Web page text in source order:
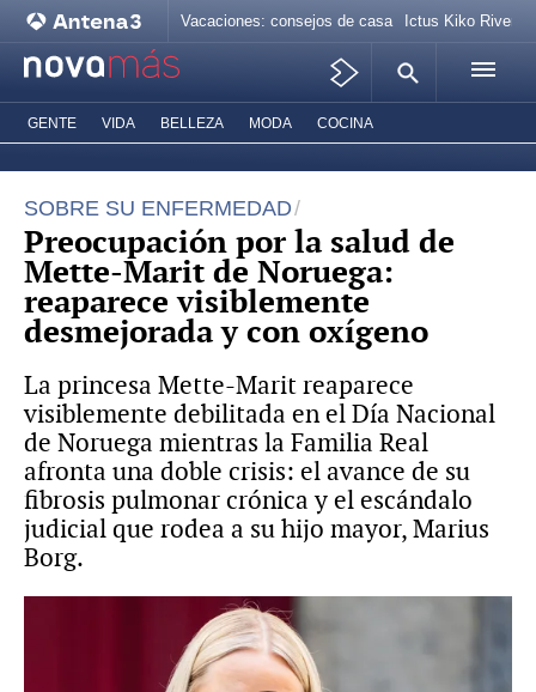
Vacaciones: consejos de casa Ictus Kiko Rivera
GENTE VIDA BELLEZA MODA COCINA
SOBRE SU ENFERMEDAD
Preocupación por la salud de
Mette-Marit de Noruega:
reaparece visiblemente
desmejorada y con oxígeno
La princesa Mette-Marit reaparece
visiblemente debilitada en el Día Nacional
de Noruega mientras la Familia Real
afronta una doble crisis: el avance de su
fibrosis pulmonar crónica y el escándalo
judicial que rodea a su hijo mayor, Marius
Borg.